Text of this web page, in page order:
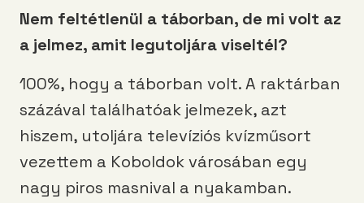
Nem feltétlenül a táborban, de mi volt az
a jelmez, amit legutoljára viseltél?
100%, hogy a táborban volt. A raktárban
százával találhatóak jelmezek, azt
hiszem, utoljára televíziós kvízműsort
vezettem a Koboldok városában egy
nagy piros masnival a nyakamban.